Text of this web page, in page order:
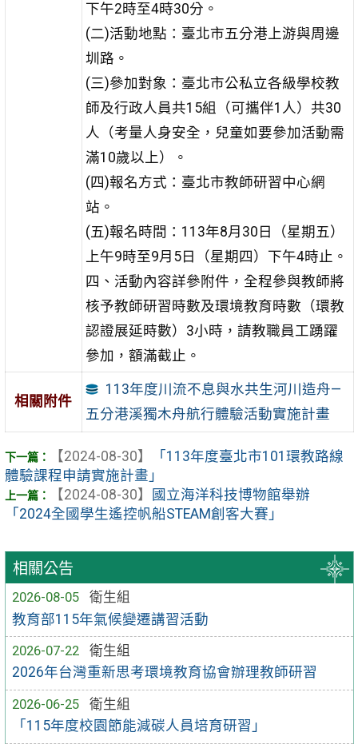
相關公告
2026-08-05
衛生組
教育部115年氣候變遷講習活動
2026-07-22
衛生組
2026年台灣重新思考環境教育協會辦理教師研習
2026-06-25
衛生組
「115年度校園節能減碳人員培育研習」
下午2時至4時30分。
(二)活動地點：臺北市五分港上游與周邊
圳路。
(三)參加對象：臺北市公私立各級學校教
師及行政人員共15組（可攜伴1人）共30
人（考量人身安全，兒童如要參加活動需
滿10歲以上）。
(四)報名方式：臺北市教師研習中心網
站。
(五)報名時間：113年8月30日（星期五）
上午9時至9月5日（星期四）下午4時止。
四、活動內容詳參附件，全程參與教師將
核予教師研習時數及環境教育時數（環教
認證展延時數）3小時，請教職員工踴躍
參加，額滿截止。
相關附件
113年度川流不息與水共生河川造舟—
五分港溪獨木舟航行體驗活動實施計畫
【2024-08-30】
「113年度臺北市101環教路線
體驗課程申請實施計畫」
【2024-08-30】
國立海洋科技博物館舉辦
「2024全國學生遙控帆船STEAM創客大賽」